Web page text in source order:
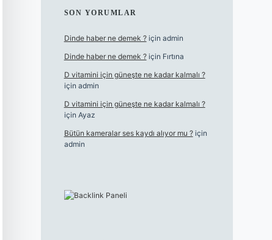
SON YORUMLAR
Dinde haber ne demek ?için admin
Dinde haber ne demek ?için Fırtına
D vitamini için güneşte ne kadar kalmalı ?
için admin
D vitamini için güneşte ne kadar kalmalı ?
için Ayaz
Bütün kameralar ses kaydı alıyor mu ?için
admin